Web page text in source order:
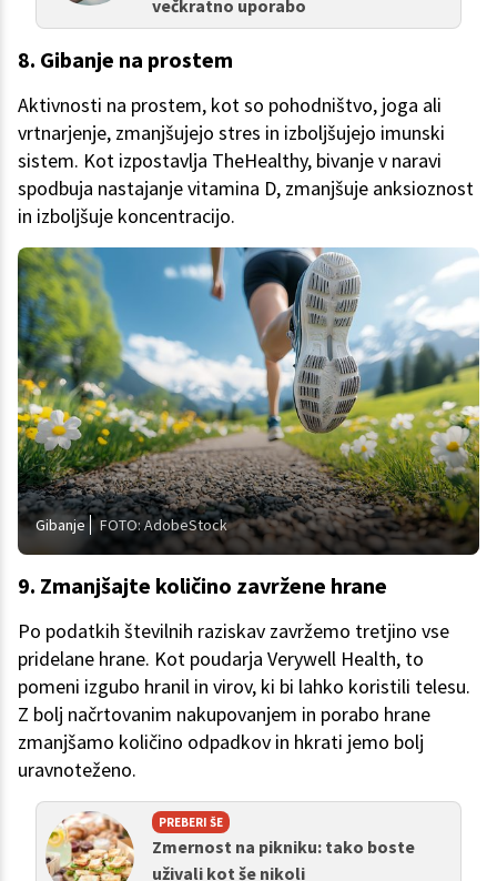
večkratno uporabo
8. Gibanje na prostem
Aktivnosti na prostem, kot so pohodništvo, joga ali
vrtnarjenje, zmanjšujejo stres in izboljšujejo imunski
sistem. Kot izpostavlja TheHealthy, bivanje v naravi
spodbuja nastajanje vitamina D, zmanjšuje anksioznost
in izboljšuje koncentracijo.
Gibanje FOTO: AdobeStock
9. Zmanjšajte količino zavržene hrane
Po podatkih številnih raziskav zavržemo tretjino vse
pridelane hrane. Kot poudarja Verywell Health, to
pomeni izgubo hranil in virov, ki bi lahko koristili telesu.
Z bolj načrtovanim nakupovanjem in porabo hrane
zmanjšamo količino odpadkov in hkrati jemo bolj
uravnoteženo.
PREBERI ŠE
Zmernost na pikniku: tako boste
uživali kot še nikoli